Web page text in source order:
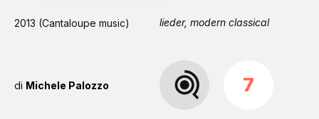
2013 (Cantaloupe music) lieder, modern classical
di Michele Palozzo 7